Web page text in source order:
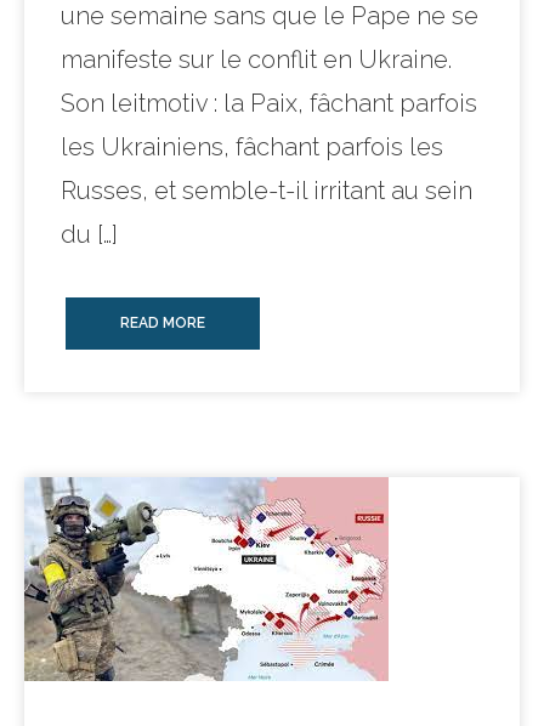
une semaine sans que le Pape ne se
manifeste sur le conflit en Ukraine.
Son leitmotiv : la Paix, fâchant parfois
les Ukrainiens, fâchant parfois les
Russes, et semble-t-il irritant au sein
du […]
READ MORE